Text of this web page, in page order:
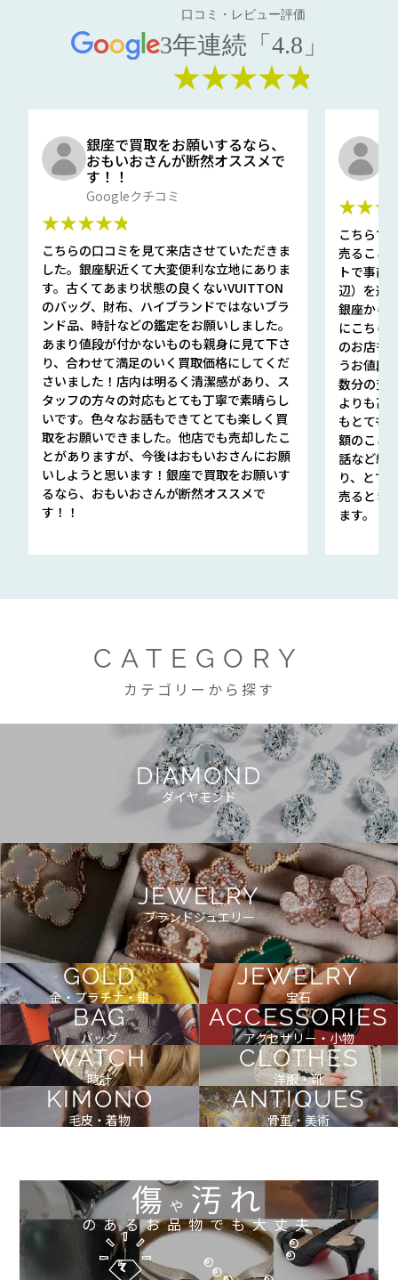
口コミ・レビュー評価
3年連続「4.8」
★★★★★
銀座で買取をお願いするなら、
おもいおさんが断然オススメで
す！！
Googleクチコミ
★★★★★
こちらの口コミを見て来店させていただきま
した。銀座駅近くて大変便利な立地にありま
す。古くてあまり状態の良くないVUITTON
のバッグ、財布、ハイブランドではないブラ
ンド品、時計などの鑑定をお願いしました。
あまり値段が付かないものも親身に見て下さ
り、合わせて満足のいく買取価格にしてくだ
さいました！店内は明るく清潔感があり、ス
タッフの方々の対応もとても丁寧で素晴らし
いです。色々なお話もできてとても楽しく買
取をお願いできました。他店でも売却したこ
とがありますが、今後はおもいおさんにお願
いしようと思います！銀座で買取をお願いす
るなら、おもいおさんが断然オススメで
す！！
こちらで
売ること
トで事前
辺）を選
銀座から
にこちら
のお店も
うお値段
数分の査
よりも高
もとても
額のこと
話など細
り、とて
売るとき
ます。
CATEGORY
カテゴリーから探す
DIAMOND
ダイヤモンド
JEWELRY
ブランドジュエリー
GOLD
金・プラチナ・銀
JEWELRY
宝石
BAG
バッグ
ACCESSORIES
アクセサリー・小物
WATCH
時計
CLOTHES
洋服・靴
KIMONO
毛皮・着物
ANTIQUES
骨董・美術
傷や 汚れ
のあるお品物でも大丈夫